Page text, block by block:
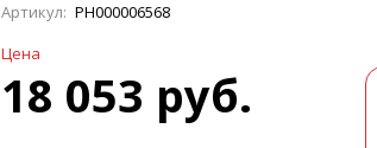
Артикул: РН000006568
Цена
18 053 руб.